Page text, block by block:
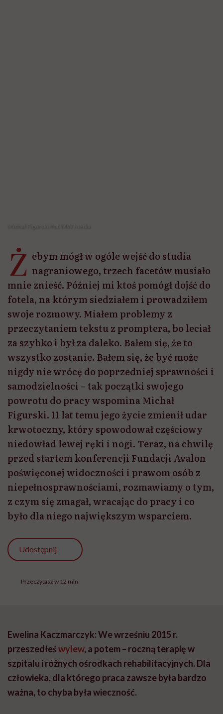
nigdy nie wrócę do poprzedniej sprawności i
samodzielności – tak początki swojego
powrotu do pracy wspomina Michał
Figurski. 11 lat temu jego życie zmienił udar
krwotoczny, który spowodował częściowy
niedowład lewej ręki i nogi. Teraz, na chwilę
przed startem konferencji Fundacji Avalon
poświęconej widoczności i prawom osób z
niepełnosprawnościami, rozmawiamy o tym,
z czym się zmagał, wracając do pracy i co
było dla niego największym wsparciem.
Udostępnij
Przeczytasz w 12 min
Ewelina Kaczmarczyk: We wrześniu 2015 r.
przeszedłeśwylew, a potem – roczną terapię w
szpitalu i różnych ośrodkach rehabilitacyjnych.
człowieka, dla którego praca zawsze była bardzo
psychicznie i fizycznie, wrócić powoli do możliwości
realizacji podstawowych potrzeb. Począwszy od
toalety, przez zrobienie sobie jeść, aż po, na końcu,
prowadzenie samochodu. Więc to nie było tak, że to
była tylko rehabilitacja ruchowa. To był powrót do